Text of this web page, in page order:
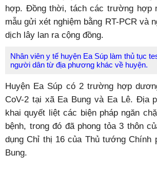
hợp. Đồng thời, tách các trường hợp
mẫu gửi xét nghiệm bằng RT-PCR và
dịch lây lan ra cộng đồng.
Nhân viên y tế huyện Ea Súp làm thủ tục
người dân từ địa phương khác về huyện.
Huyện Ea Súp có 2 trường hợp
CoV-2 tại xã Ea Bung và Ea Lê. Địa
khai quyết liệt các biện pháp ngăn
bệnh, trong đó đã phong tỏa 3 thôn
dụng Chỉ thị 16 của Thủ tướng Chính
Bung.